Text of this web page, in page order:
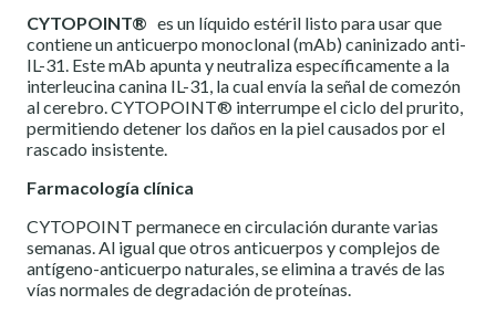
CYTOPOINT® es un líquido estéril listo para usar que
contiene un anticuerpo monoclonal (mAb) caninizado anti-
IL-31. Este mAb apunta y neutraliza específicamente a la
interleucina canina IL-31, la cual envía la señal de comezón
al cerebro. CYTOPOINT® interrumpe el ciclo del prurito,
permitiendo detener los daños en la piel causados ​​por el
rascado insistente.
Farmacología clínica
CYTOPOINT permanece en circulación durante varias
semanas. Al igual que otros anticuerpos y complejos de
antígeno-anticuerpo naturales, se elimina a través de las
vías normales de degradación de proteínas.